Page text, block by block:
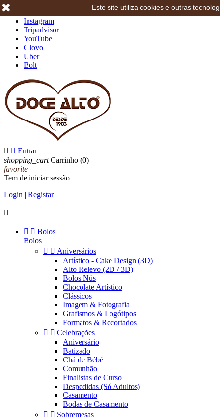
Instagram
Tripadvisor
YouTube
Glovo
Uber
Bolt
  Entrar
shopping_cart Carrinho (0)
favorite
Tem de iniciar sessão
Login | Registar

  Bolos
Bolos
  Aniversários
Artístico - Cake Design (3D)
Alto Relevo (2D / 3D)
Bolos Nús
Chocolate Artístico
Clássicos
Imagem & Fotografia
Grafismos & Logótipos
Formatos & Recortados
  Celebrações
Aniversário
Batizado
Chá de Bébé
Comunhão
Finalistas de Curso
Despedidas (Só Adultos)
Casamento
Bodas de Casamento
  Sobremesas
Este site utiliza cookies e outras